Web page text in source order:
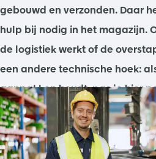
gebouwd en verzonden. Daar
hulp bij nodig in het magazijn.
de logistiek werkt of de
een andere technische hoek:
aanpakken houdt, pas je hier